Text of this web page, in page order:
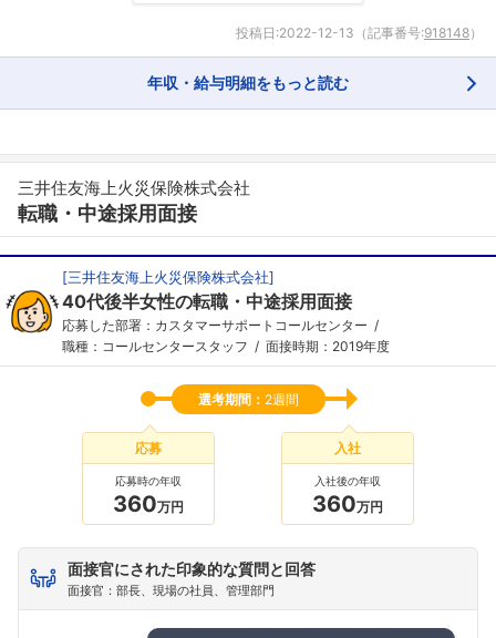
投稿日:2022-12-13 （記事番号:918148）
年収・給与明細をもっと読む
三井住友海上火災保険株式会社
転職・中途採用面接
[三井住友海上火災保険株式会社]
40代後半女性の転職・中途採用面接
応募した部署：カスタマーサポートコールセンター
職種：コールセンタースタッフ
面接時期：2019年度
選考期間： 2週間
応募
応募時の年収
360万円
入社
入社後の年収
360万円
面接官にされた印象的な質問と回答
面接官：部長、現場の社員、管理部門